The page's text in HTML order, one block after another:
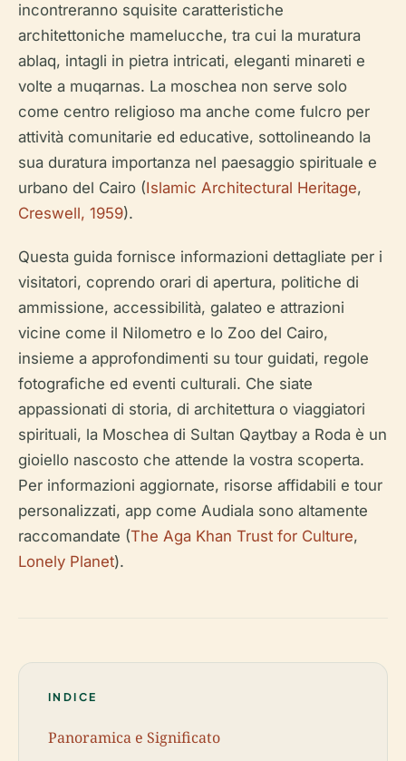
incontreranno squisite caratteristiche
architettoniche mamelucche, tra cui la muratura
ablaq, intagli in pietra intricati, eleganti minareti e
volte a muqarnas. La moschea non serve solo
come centro religioso ma anche come fulcro per
attività comunitarie ed educative, sottolineando la
sua duratura importanza nel paesaggio spirituale e
urbano del Cairo (Islamic Architectural Heritage,
Creswell, 1959).
Questa guida fornisce informazioni dettagliate per i
visitatori, coprendo orari di apertura, politiche di
ammissione, accessibilità, galateo e attrazioni
vicine come il Nilometro e lo Zoo del Cairo,
insieme a approfondimenti su tour guidati, regole
fotografiche ed eventi culturali. Che siate
appassionati di storia, di architettura o viaggiatori
spirituali, la Moschea di Sultan Qaytbay a Roda è un
gioiello nascosto che attende la vostra scoperta.
Per informazioni aggiornate, risorse affidabili e tour
personalizzati, app come Audiala sono altamente
raccomandate (The Aga Khan Trust for Culture,
Lonely Planet).
INDICE
Panoramica e Significato